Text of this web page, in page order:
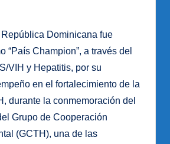
Dominicana fue
“País Champion”, a través del
VIH y Hepatitis, por su
en el fortalecimiento de la
durante la conmemoración del
Grupo de Cooperación
(GCTH), una de las